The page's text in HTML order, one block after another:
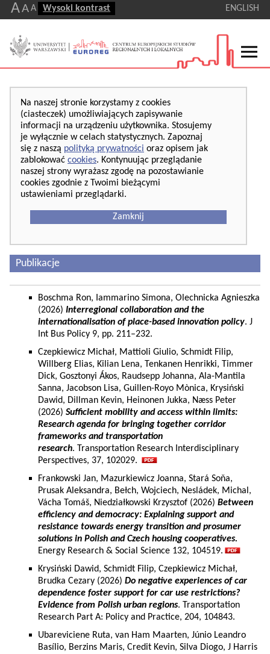
AA A Wysoki kontrast ENGLISH
Na naszej stronie korzystamy z cookies
(ciasteczek) umożliwiających zapisywanie
informacji na urządzeniu użytkownika. Stosujemy
je wyłącznie w celach statystycznych. Zapoznaj
się z naszą polityką prywatności oraz opisem jak
zablokować cookies. Kontynuując przeglądanie
naszej strony wyrażasz zgodę na pozostawianie
cookies zgodnie z Twoimi bieżącymi
ustawieniami przeglądarki.
Zamknij
Publikacje
Boschma Ron, Iammarino Simona, Olechnicka Agnieszka
(2026) Interregional collaboration and the
internationalisation of place-based innovation policy. J
Int Bus Policy 9, pp. 211–232.
Czepkiewicz Michał, Mattioli Giulio, Schmidt Filip,
Willberg Elias, Kilian Lena, Tenkanen Henrikki, Timmer
Dick, Gosztonyi Ákos, Raudsepp Johanna, Ala-Mantila
Sanna, Jacobson Lisa, Guillen-Royo Mònica, Krysiński
Dawid, Dillman Kevin, Heinonen Jukka, Næss Peter
(2026) Sufficient mobility and access within limits:
Research agenda for bringing together corridor
frameworks and transportation
research. Transportation Research Interdisciplinary
Perspectives, 37, 102029.
Frankowski Jan, Mazurkiewicz Joanna, Stará Soňa,
Prusak Aleksandra, Bełch, Wojciech, Nesládek, Michal,
Vácha Tomáš, Niedziałkowski Krzysztof (2026) Between
efficiency and democracy: Explaining support and
resistance towards energy transition and prosumer
solutions in Polish and Czech housing cooperatives.
Energy Research & Social Science 132, 104519.
Krysiński Dawid, Schmidt Filip, Czepkiewicz Michał,
Brudka Cezary (2026) Do negative experiences of car
dependence foster support for car use restrictions?
Evidence from Polish urban regions. Transportation
Research Part A: Policy and Practice, 204, 104843.
Ubareviciene Ruta, van Ham Maarten, Júnio Leandro
Basílio, Berzins Maris, Credit Kevin, Silva Diogo, J Harris